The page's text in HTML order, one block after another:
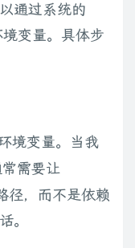
通过系统的
变量。具体步
境变量。当我
需要让
径，而不是依赖
。